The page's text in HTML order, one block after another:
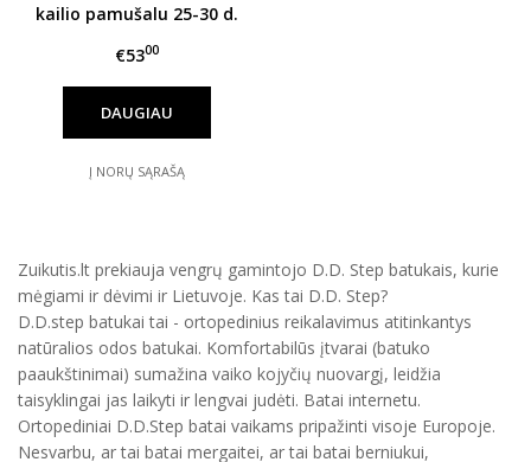
kailio pamušalu 25-30 d.
€5300
DAUGIAU
Į NORŲ SĄRAŠĄ
Zuikutis.lt prekiauja vengrų gamintojo D.D. Step batukais, kurie
mėgiami ir dėvimi ir Lietuvoje. Kas tai D.D. Step?
D.D.step batukai tai - ortopedinius reikalavimus atitinkantys
natūralios odos batukai. Komfortabilūs įtvarai (batuko
paaukštinimai) sumažina vaiko kojyčių nuovargį, leidžia
taisyklingai jas laikyti ir lengvai judėti. Batai internetu.
Ortopediniai D.D.Step batai vaikams pripažinti visoje Europoje.
Nesvarbu, ar tai batai mergaitei, ar tai batai berniukui,